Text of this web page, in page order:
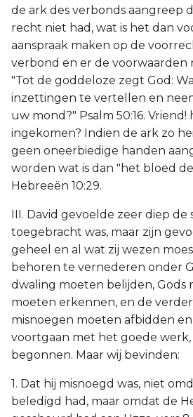
de ark des verbonds aangreep
recht niet had, wat is het dan
aanspraak maken op de
verbond en er de voorwaarden
"Tot de goddeloze zegt God:
inzettingen te vertellen en
uw mond?" Psalm 50:16. Vriend!
ingekomen? Indien de ark zo
geen oneerbiedige handen
worden wat is dan "het bloed
Hebreeën 10:29.
III. David gevoelde zeer diep de
toegebracht was, maar zijn
geheel en al wat zij wezen
behoren te vernederen onder
dwaling moeten belijden, Gods
moeten erkennen, en de
misnoegen moeten afbidden
voortgaan met het goede werk,
begonnen. Maar wij bevinden:
1. Dat hij misnoegd was, niet
beledigd had, maar omdat de